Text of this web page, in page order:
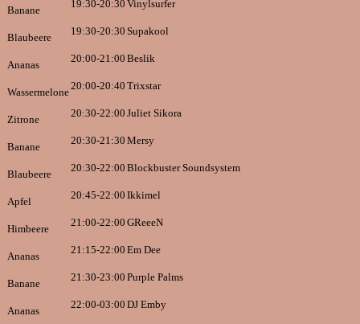
Banane
19:30-20:30 Vinylsurfer
Blaubeere
19:30-20:30 Supakool
Ananas
20:00-21:00 Beslik
Wassermelone
20:00-20:40 Trixstar
Zitrone
20:30-22:00 Juliet Sikora
Banane
20:30-21:30 Mersy
Blaubeere
20:30-22:00 Blockbuster Soundsystem
Apfel
20:45-22:00 Ikkimel
Himbeere
21:00-22:00 GReeeN
Ananas
21:15-22:00 Em Dee
Banane
21:30-23:00 Purple Palms
Ananas
22:00-03:00 DJ Emby